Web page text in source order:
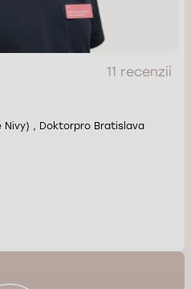
11 recenzií
Nivy) , Doktorpro Bratislava